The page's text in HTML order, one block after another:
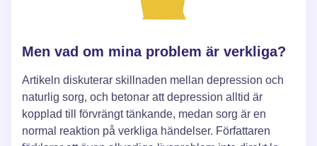
Men vad om mina problem är verkliga?
Artikeln diskuterar skillnaden mellan depression och
naturlig sorg, och betonar att depression alltid är
kopplad till förvrängt tänkande, medan sorg är en
normal reaktion på verkliga händelser. Författaren